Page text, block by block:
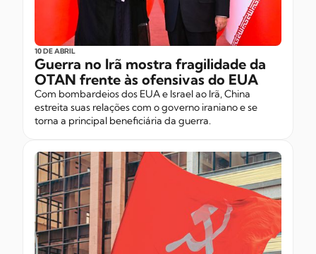
10 DE ABRIL
Guerra no Irã mostra fragilidade da
OTAN frente às ofensivas do EUA
Com bombardeios dos EUA e Israel ao Irã, China
estreita suas relações com o governo iraniano e se
torna a principal beneficiária da guerra.